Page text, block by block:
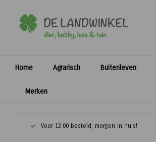
Home Agrarisch Buitenleven
Merken
Voor 12.00 besteld, morgen in huis!